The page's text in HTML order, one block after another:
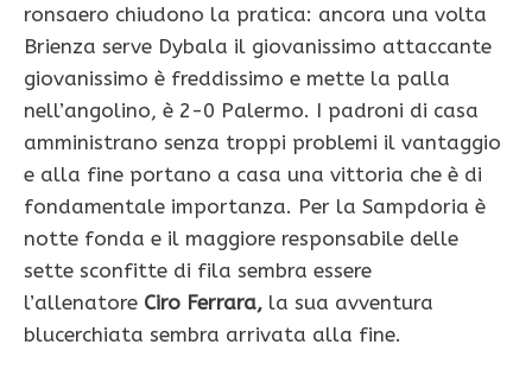
ronsaero chiudono la pratica: ancora una volta
Brienza serve Dybala il giovanissimo attaccante
giovanissimo è freddissimo e mette la palla
nell’angolino, è 2-0 Palermo. I padroni di casa
amministrano senza troppi problemi il vantaggio
e alla fine portano a casa una vittoria che è di
fondamentale importanza. Per la Sampdoria è
notte fonda e il maggiore responsabile delle
sette sconfitte di fila sembra essere
l’allenatore Ciro Ferrara, la sua avventura
blucerchiata sembra arrivata alla fine.